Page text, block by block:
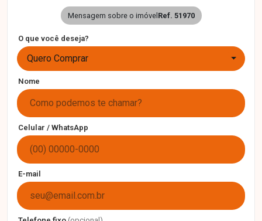
Mensagem sobre o imóvel Ref. 51970
O que você deseja?
Quero Comprar
Nome
Celular / WhatsApp
E-mail